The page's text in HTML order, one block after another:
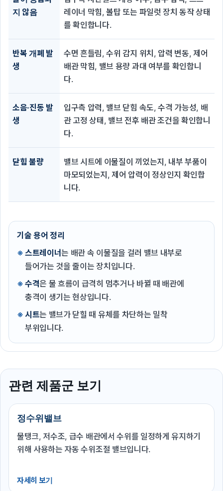
지 않음
레이너 막힘, 볼탑 또는 파일럿 장치 동작 상태
를 확인합니다.
반복 개폐 발
생
수면 흔들림, 수위 감지 위치, 압력 변동, 제어
배관 막힘, 밸브 용량 과대 여부를 확인합니
다.
소음·진동 발
생
입구측 압력, 밸브 닫힘 속도, 수격 가능성, 배
관 고정 상태, 밸브 전후 배관 조건을 확인합니
다.
닫힘 불량
밸브 시트에 이물질이 끼었는지, 내부 부품이
마모되었는지, 제어 압력이 정상인지 확인합
니다.
기술 용어 정리
스트레이너는 배관 속 이물질을 걸러 밸브 내부로
들어가는 것을 줄이는 장치입니다.
수격은 물 흐름이 급격히 멈추거나 바뀔 때 배관에
충격이 생기는 현상입니다.
시트는 밸브가 닫힐 때 유체를 차단하는 밀착
부위입니다.
관련 제품군 보기
정수위밸브
물탱크, 저수조, 급수 배관에서 수위를 일정하게 유지하기
위해 사용하는 자동 수위조절 밸브입니다.
자세히 보기